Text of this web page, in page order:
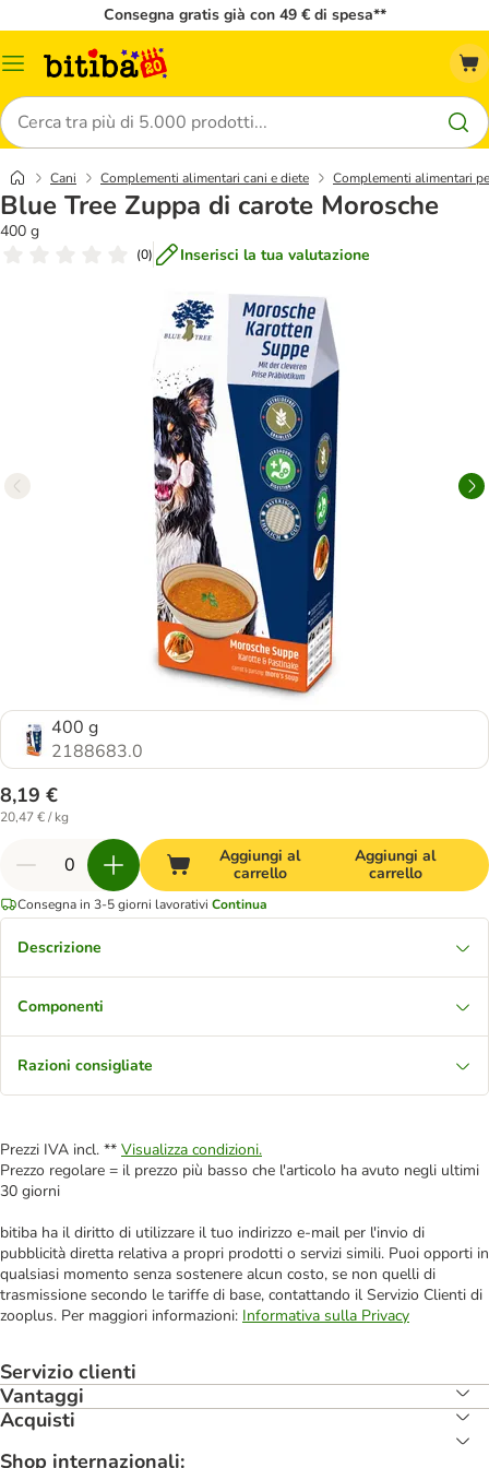
Consegna gratis già con 49 € di spesa**
Overview
Cerca
Cani Complementi alimentari cani e diete Complementi alimentari
Blue Tree Zuppa di carote Morosche
400 g
(0) Inserisci la tua valutazione
400 g
2188683.0
8,19 €
20,47 € / kg
Aggiungi al
carrello
Aggiungi al
carrello
Consegna in 3-5 giorni lavorativi Continua
Descrizione
Componenti
Razioni consigliate
Prezzi IVA incl. ** Visualizza condizioni.
Prezzo regolare = il prezzo più basso che l'articolo ha avuto negli ultimi
30 giorni
bitiba ha il diritto di utilizzare il tuo indirizzo e-mail per l'invio di
pubblicità diretta relativa a propri prodotti o servizi simili. Puoi opporti in
qualsiasi momento senza sostenere alcun costo, se non quelli di
trasmissione secondo le tariffe di base, contattando il Servizio Clienti di
zooplus. Per maggiori informazioni: Informativa sulla Privacy
Servizio clienti
Vantaggi
Acquisti
Shop internazionali: